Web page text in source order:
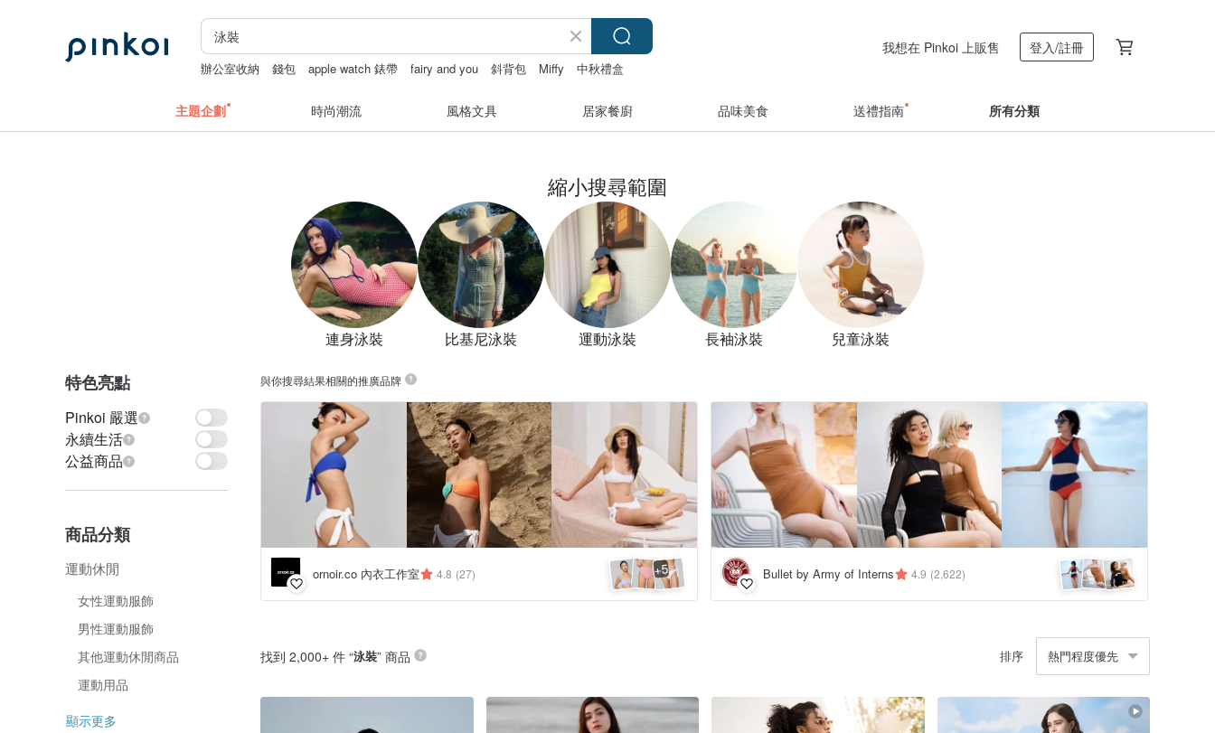
辦公室收納 錢包 apple watch 錶帶 fairy and you 斜背包 Miffy
中秋禮盒
我想在 Pinkoi 上販售 登入/註冊
主題企劃 時尚潮流 風格文具 居家餐廚 品味美食 送禮指南 所有分類
縮小搜尋範圍
連身泳裝 比基尼泳裝 運動泳裝 長袖泳裝 兒童泳裝
特色亮點
Pinkoi 嚴選
永續生活
公益商品
商品分類
運動休閒
女性運動服飾
男性運動服飾
其他運動休閒商品
運動用品
顯示更多
與你搜尋結果相關的推廣品牌
ornoir.co 內衣工作室 4.8 (27) +5 Bullet by Army of Interns 4.9 (2,622)
找到 2,000+ 件 “泳裝” 商品 排序 熱門程度優先